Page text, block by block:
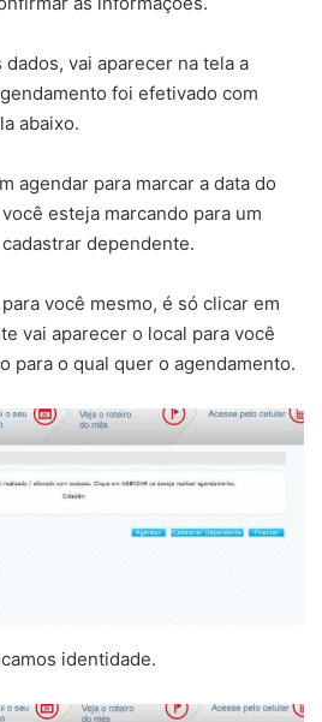
vai aparecer na tela a
foi efetivado com
abaixo.
agendar para marcar a data do
esteja marcando para um
dependente.
você mesmo, é só clicar em
vai aparecer o local para você
para o qual quer o agendamento.
identidade.